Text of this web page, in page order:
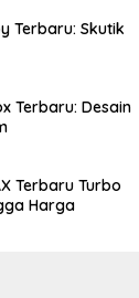
Terbaru: Skutik
Terbaru: Desain
Terbaru Turbo
Harga